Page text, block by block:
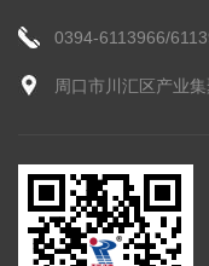
0394-6113966/
周口市川汇区产业